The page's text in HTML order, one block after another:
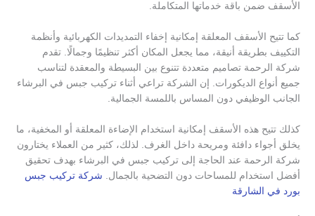
الأسقف ضمن باقة خدماتها المتكاملة.
كما تتيح الأسقف المعلقة إمكانية إخفاء التمديدات الكهربائية وأنظمة
التكييف بطريقة أنيقة، مما يجعل المكان أكثر تنظيمًا وجمالًا. تقدم
شركة الرحمة تصاميم متعددة تتنوع بين البسيطة والمعقدة لتناسب
جميع أنواع الديكورات. إن الشركة تراعي أثناء تركيب جبس في البرشاء
الجانب الوظيفي دون المساس باللمسة الجمالية.
كذلك تتيح هذه الأسقف إمكانية استخدام الإضاءة المعلقة أو المخفية، ما
يخلق أجواء دافئة ومريحة داخل الغرف. لذلك، كثير من العملاء يختارون
شركة الرحمة عند الحاجة إلى تركيب جبس في البرشاء بهدف تحقيق
أفضل استخدام للمساحات دون التضحية بالجمال. شركة تركيب جبس
بورد في الشارقة